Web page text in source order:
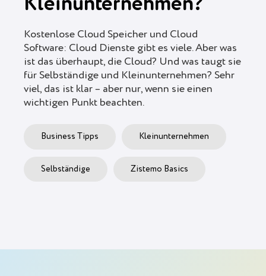
Kostenlose Cloud Speicher und Cloud
Software: Cloud Dienste gibt es viele. Aber was
ist das überhaupt, die Cloud? Und was taugt sie
für Selbständige und Kleinunternehmen? Sehr
viel, das ist klar – aber nur, wenn sie einen
wichtigen Punkt beachten.
Business Tipps Kleinunternehmen
Selbständige Zistemo Basics